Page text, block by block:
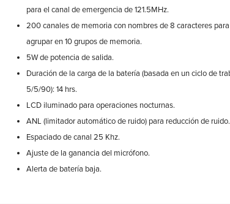
para el canal de emergencia de 121.5MHz.
200 canales de memoria con nombres de 8 caracteres
agrupar en 10 grupos de memoria.
5W de potencia de salida.
Duración de la carga de la batería (basada en un ciclo de
5/5/90): 14 hrs.
LCD iluminado para operaciones nocturnas.
ANL (limitador automático de ruido) para reducción de ruido.
Espaciado de canal 25 Khz.
Ajuste de la ganancia del micrófono.
Alerta de batería baja.